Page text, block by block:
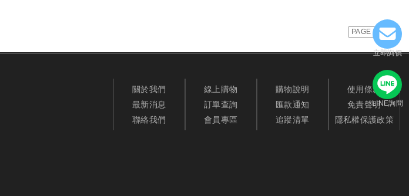
立即詢價
LINE詢問
PAGE TOP
關於我們
最新消息
聯絡我們
線上購物
訂單查詢
會員專區
購物說明
匯款通知
追蹤清單
使用條款
免責聲明
隱私權保護政策